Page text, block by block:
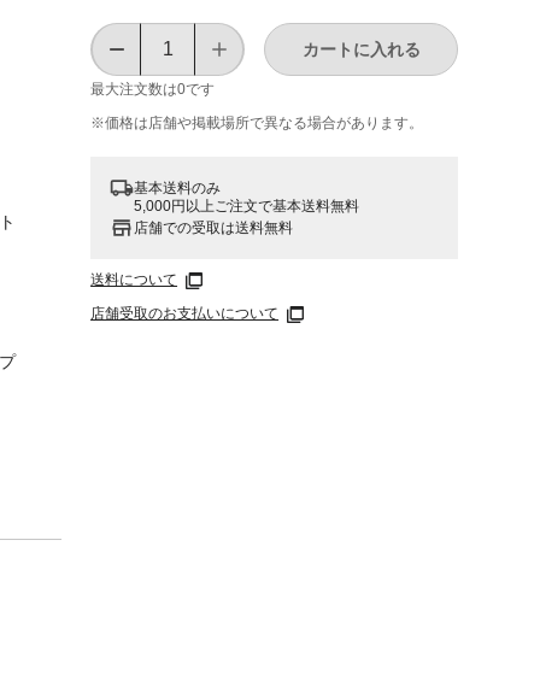
最大注文数は0です
カートに入れる
※価格は​店舗や​掲載場所で​異なる​場合が​あります。
基本送料のみ
5,000円以上ご注文で基本送料無料
店舗での受取は送料無料
送料について
店舗受取のお支払いについて